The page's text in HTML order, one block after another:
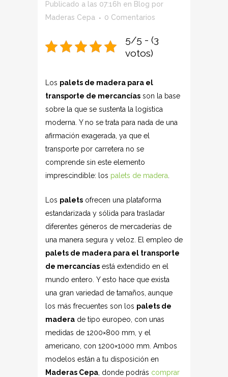
Publicado a las 07:16h en Blog por
Maderas Cepa
0 Comentarios
5/5 - (3
votos)
Los palets de madera para el
transporte de mercancías son la base
sobre la que se sustenta la logística
moderna. Y no se trata para nada de una
afirmación exagerada, ya que el
transporte por carretera no se
comprende sin este elemento
imprescindible: los palets de madera
Los palets ofrecen una plataforma
estandarizada y sólida para trasladar
diferentes géneros de mercaderías de
una manera segura y veloz. El empleo de
palets de madera para el transporte
de mercancías está extendido en el
mundo entero. Y esto hace que exista
una gran variedad de tamaños, aunque
los más frecuentes son los palets de
madera de tipo europeo, con unas
medidas de 1200×800 mm, y el
americano, con 1200×1000 mm. Ambos
modelos están a tu disposición en
Maderas Cepa , donde podrás comprar